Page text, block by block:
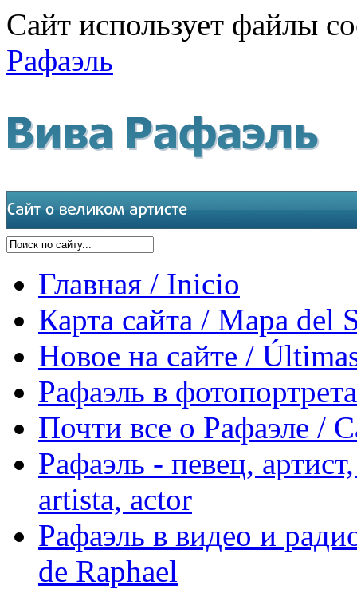
Сайт использует файлы
Рафаэль
Главная / Inicio
Карта сайта / Mapa del
Новое на сайте /
Рафаэль в
Почти все о Рафаэле /
Рафаэль - певец,
artista, actor
Рафаэль в видео и
de Raphael